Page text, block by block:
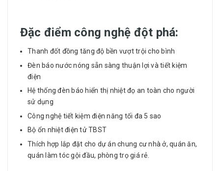
Đặc điểm công nghệ đột phá:
Thanh đốt đồng tăng độ bền vượt trội cho bình
Đèn báo nước nóng sẵn sàng thuận lợi và tiết kiệm
điện
Hệ thống đèn báo hiển thị nhiệt đọ an toàn cho người
sử dụng
Công nghệ tiết kiệm điện năng tối đa 5 sao
Bộ ổn nhiệt điện tử TBST
Thích hợp lắp đặt cho dự án chung cư nhà ở, quán ăn,
quán làm tóc gội đầu, phòng trọ giá rẻ.